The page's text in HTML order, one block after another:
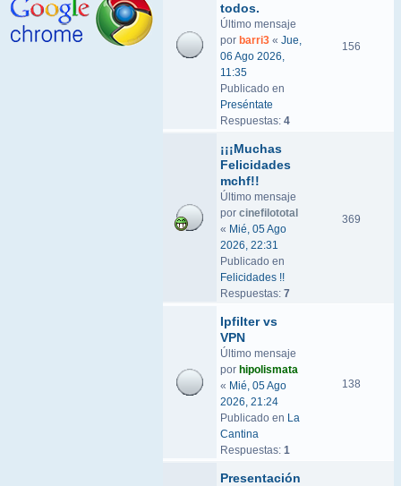
todos.
Último mensaje
por barri3 « Jue,
06 Ago 2026,
11:35
Publicado en
Preséntate
Respuestas: 4
156
¡¡¡Muchas
Felicidades
mchf!!
Último mensaje
por cinefilototal
« Mié, 05 Ago
2026, 22:31
Publicado en
Felicidades !!
Respuestas: 7
369
Ipfilter vs
VPN
Último mensaje
por hipolismata
« Mié, 05 Ago
2026, 21:24
Publicado en La
Cantina
Respuestas: 1
138
Presentación